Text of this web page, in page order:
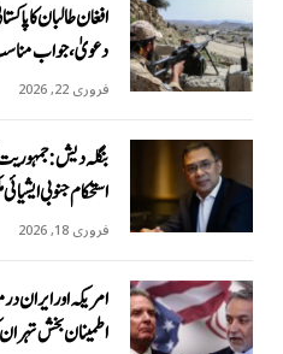
افغان طالبان کا
دعویٰ، جواب مناسب
فروری 22, 2026
بنگلہ دیش: جمہوریت
استحکام جنوبی
فروری 18, 2026
امریکہ اور ایران
اطمینان بخش